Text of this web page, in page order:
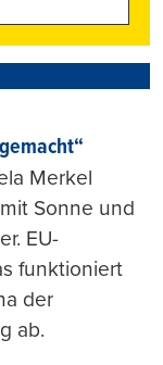
Merkel
Sonne und
EU-
funktioniert
der
ab.